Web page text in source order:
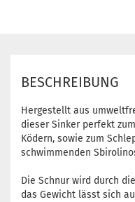
BESCHREIBUNG
Hergestellt aus
dieser Sinker perfekt
Ködern, sowie zum
schwimmenden
Die Schnur wird durch
das Gewicht lässt sich